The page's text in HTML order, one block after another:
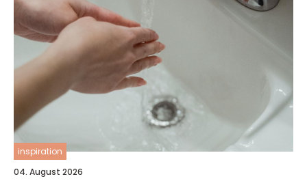
inspiration
04. August 2026